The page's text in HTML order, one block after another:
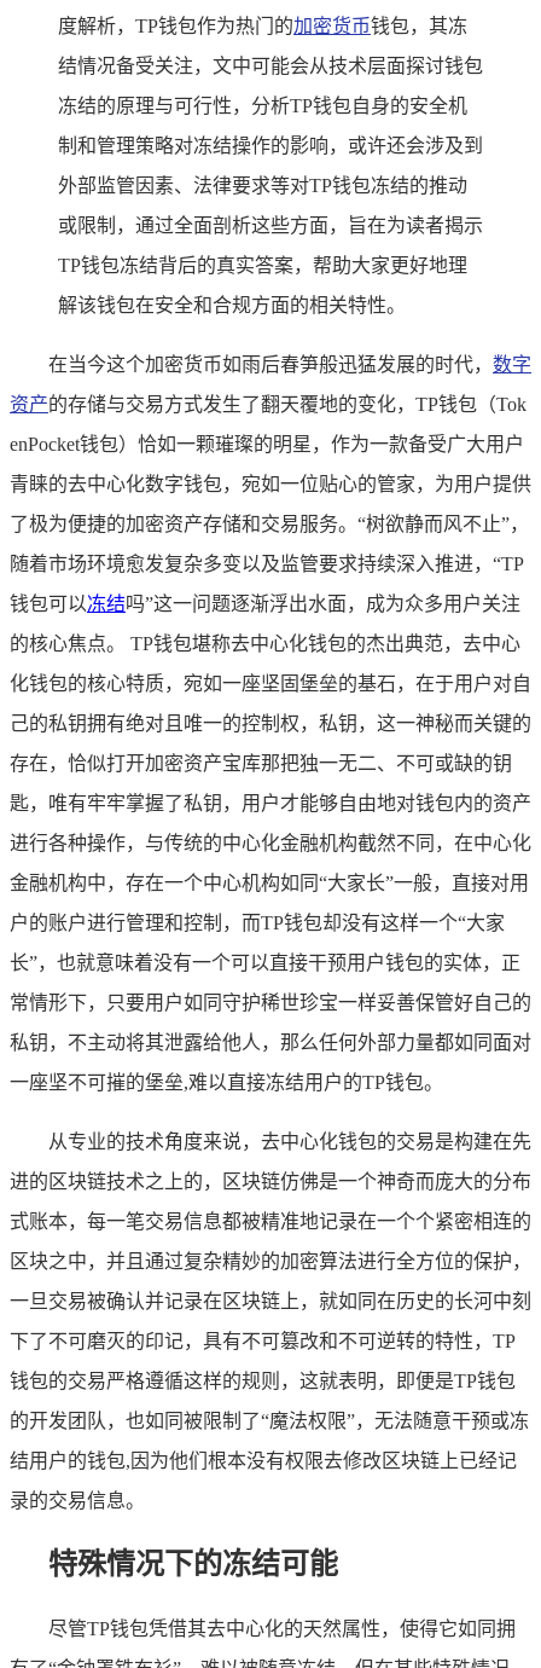
度解析，TP钱包作为热门的加密货币钱包，其冻
结情况备受关注，文中可能会从技术层面探讨钱包
冻结的原理与可行性，分析TP钱包自身的安全机
制和管理策略对冻结操作的影响，或许还会涉及到
外部监管因素、法律要求等对TP钱包冻结的推动
或限制，通过全面剖析这些方面，旨在为读者揭示
TP钱包冻结背后的真实答案，帮助大家更好地理
解该钱包在安全和合规方面的相关特性。
在当今这个加密货币如雨后春笋般迅猛发展的时代， 数字
资产的存储与交易方式发生了翻天覆地的变化，TP钱包（Tok
enPocket钱包）恰如一颗璀璨的明星，作为一款备受广大用户
青睐的去中心化数字钱包，宛如一位贴心的管家，为用户提供
了极为便捷的加密资产存储和交易服务。“树欲静而风不止”，
随着市场环境愈发复杂多变以及监管要求持续深入推进，“TP
钱包可以冻结吗”这一问题逐渐浮出水面，成为众多用户关注
的核心焦点。 TP钱包堪称去中心化钱包的杰出典范，去中心
化钱包的核心特质，宛如一座坚固堡垒的基石，在于用户对自
己的私钥拥有绝对且唯一的控制权，私钥，这一神秘而关键的
存在，恰似打开加密资产宝库那把独一无二、不可或缺的钥
匙，唯有牢牢掌握了私钥，用户才能够自由地对钱包内的资产
进行各种操作，与传统的中心化金融机构截然不同，在中心化
金融机构中，存在一个中心机构如同“大家长”一般，直接对用
户的账户进行管理和控制，而TP钱包却没有这样一个“大家
长”，也就意味着没有一个可以直接干预用户钱包的实体，正
常情形下，只要用户如同守护稀世珍宝一样妥善保管好自己的
私钥，不主动将其泄露给他人，那么任何外部力量都如同面对
一座坚不可摧的堡垒,难以直接冻结用户的TP钱包。
从专业的技术角度来说，去中心化钱包的交易是构建在先
进的区块链技术之上的，区块链仿佛是一个神奇而庞大的分布
式账本，每一笔交易信息都被精准地记录在一个个紧密相连的
区块之中，并且通过复杂精妙的加密算法进行全方位的保护，
一旦交易被确认并记录在区块链上，就如同在历史的长河中刻
下了不可磨灭的印记，具有不可篡改和不可逆转的特性，TP
钱包的交易严格遵循这样的规则，这就表明，即便是TP钱包
的开发团队，也如同被限制了“魔法权限”，无法随意干预或冻
结用户的钱包,因为他们根本没有权限去修改区块链上已经记
录的交易信息。
特殊情况下的冻结可能
尽管TP钱包凭借其去中心化的天然属性，使得它如同拥